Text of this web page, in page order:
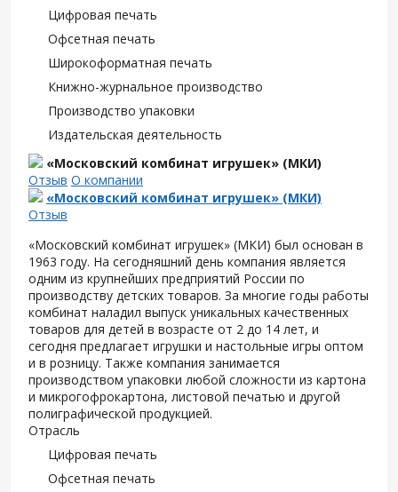
Цифровая печать
Офсетная печать
Широкоформатная печать
Книжно-журнальное производство
Производство упаковки
Издательская деятельность
«Московский комбинат игрушек» (МКИ)
Отзыв О компании
«Московский комбинат игрушек» (МКИ)
Отзыв
«Московский комбинат игрушек» (МКИ) был основан в
1963 году. На сегодняшний день компания является
одним из крупнейших предприятий России по
производству детских товаров. За многие годы работы
комбинат наладил выпуск уникальных качественных
товаров для детей в возрасте от 2 до 14 лет, и
сегодня предлагает игрушки и настольные игры оптом
и в розницу. Также компания занимается
производством упаковки любой сложности из картона
и микрогофрокартона, листовой печатью и другой
полиграфической продукцией.
Отрасль
Цифровая печать
Офсетная печать